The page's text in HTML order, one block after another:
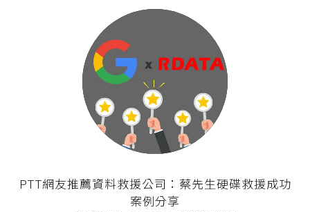
PTT網友推薦資料救援公司：蔡先生硬碟救援成功
案例分享